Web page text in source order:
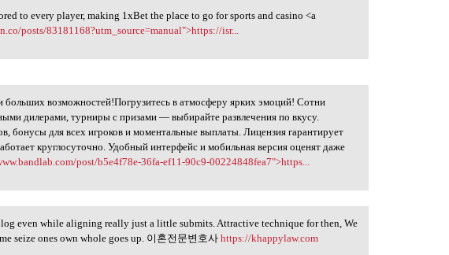
to every player, making 1xBet the place to go for sports and casino <a
posts/83181168?utm_source=manual">https://isr...
и
больших возможностей!Погрузитесь в атмосферу ярких эмоций! Сотни
дилерами, турниры с призами — выбирайте развлечения по вкусу.
бонусы для всех игроков и моментальные выплаты. Лицензия гарантирует
круглосуточно. Удобный интерфейс и мобильная версия оценят даже
post/b5e4f78e-36fa-ef11-90c9-00224848fea7">https...
log
even while aligning really just a little submits. Attractive technique for then, We
seize ones own whole goes up. 이혼전문변호사https://khappylaw.com